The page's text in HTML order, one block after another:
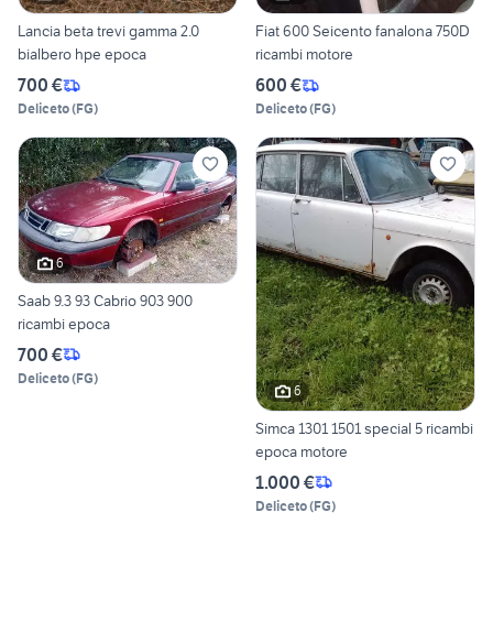
Lancia beta trevi gamma 2.0
bialbero hpe epoca
700 €
Deliceto(FG)
Fiat 600 Seicento fanalona 750D
ricambi motore
600 €
Deliceto(FG)
6
Saab 9.3 93 Cabrio 903 900
ricambi epoca
700 €
Deliceto(FG)
6
Simca 1301 1501 special 5 ricambi
epoca motore
1.000 €
Deliceto(FG)